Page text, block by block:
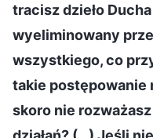
tracisz dzieło
wyeliminowany
wszystkiego, co
takie postępowanie
skoro nie